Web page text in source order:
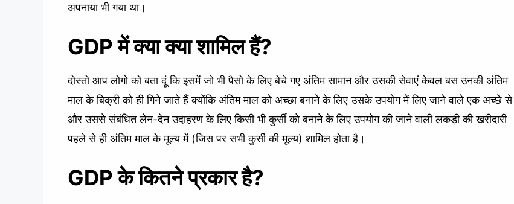
अपनाया भी गया था।
GDP में क्या क्या शामिल हैं?
दोस्तो आप लोगो को बता दूं कि इसमें जो भी पैसो के लिए बेचे गए अंतिम सामान और उसकी सेवाएं केवल बस उनकी अंतिम
माल के बिक्री को ही गिने जाते हैं क्योंकि अंतिम माल को अच्छा बनाने के लिए उसके उपयोग में लिए जाने वाले एक अच्छे से
और उससे संबंधित लेन-देन उदाहरण के लिए किसी भी कुर्सी को बनाने के लिए उपयोग की जाने वाली लकड़ी की खरीदारी
पहले से ही अंतिम माल के मूल्य में (जिस पर सभी कुर्सी की मूल्य) शामिल होता है।
GDP के कितने प्रकार है?